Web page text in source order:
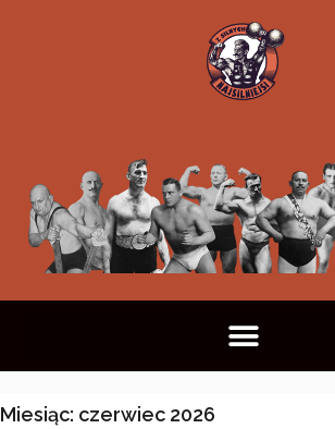
Miesiąc: czerwiec 2026